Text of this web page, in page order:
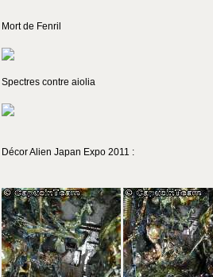
Mort de Fenril
Spectres contre aiolia
Décor Alien Japan Expo 2011 :